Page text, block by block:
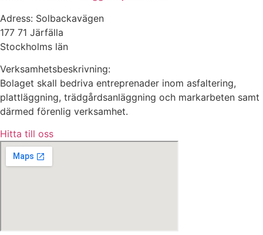
Adress: Solbackavägen
177 71 Järfälla
Stockholms län
Verksamhetsbeskrivning:
Bolaget skall bedriva entreprenader inom asfaltering,
plattläggning, trädgårdsanläggning och markarbeten samt
därmed förenlig verksamhet.
Hitta till oss